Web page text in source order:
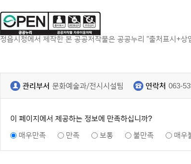
정읍시청에서 제작한 본 공공저작물은 공공누리 "출처표시+
관리부서 문화예술과/전시시설팀 연락처 063-
이 페이지에서 제공하는 정보에 만족하십니까?
매우만족
만족 보통 불만족 매우